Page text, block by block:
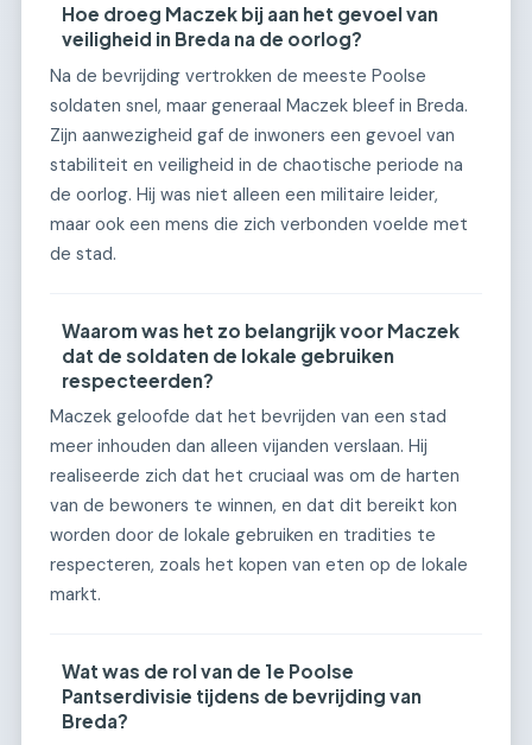
Hoe droeg Maczek bij aan het gevoel van
veiligheid in Breda na de oorlog?
Na de bevrijding vertrokken de meeste Poolse
soldaten snel, maar generaal Maczek bleef in Breda.
Zijn aanwezigheid gaf de inwoners een gevoel van
stabiliteit en veiligheid in de chaotische periode na
de oorlog. Hij was niet alleen een militaire leider,
maar ook een mens die zich verbonden voelde met
de stad.
Waarom was het zo belangrijk voor Maczek
dat de soldaten de lokale gebruiken
respecteerden?
Maczek geloofde dat het bevrijden van een stad
meer inhouden dan alleen vijanden verslaan. Hij
realiseerde zich dat het cruciaal was om de harten
van de bewoners te winnen, en dat dit bereikt kon
worden door de lokale gebruiken en tradities te
respecteren, zoals het kopen van eten op de lokale
markt.
Wat was de rol van de 1e Poolse
Pantserdivisie tijdens de bevrijding van
Breda?